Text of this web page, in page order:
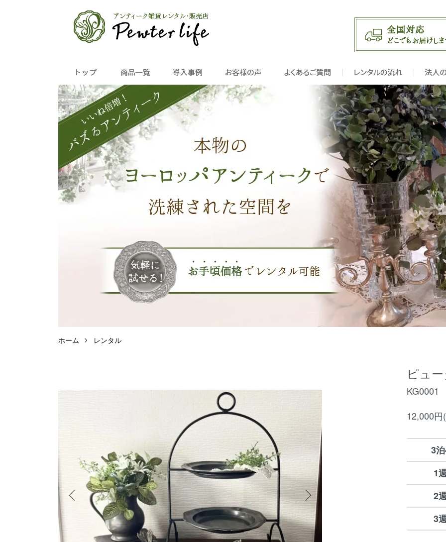
ホーム レンタル
ピュ
KG0001
12,000
3
1
2
3